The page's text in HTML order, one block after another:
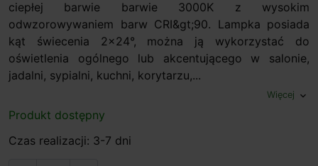
ciepłej barwie barwie 3000K z wysokim
odwzorowywaniem barw CRI&gt;90. Lampka posiada
kąt świecenia 2x24°, można ją wykorzystać do
oświetlenia ogólnego lub akcentującego w salonie,
jadalni, sypialni, kuchni, korytarzu,...
Więcej expand_more
Produkt dostępny
Czas realizacji: 3-7 dni